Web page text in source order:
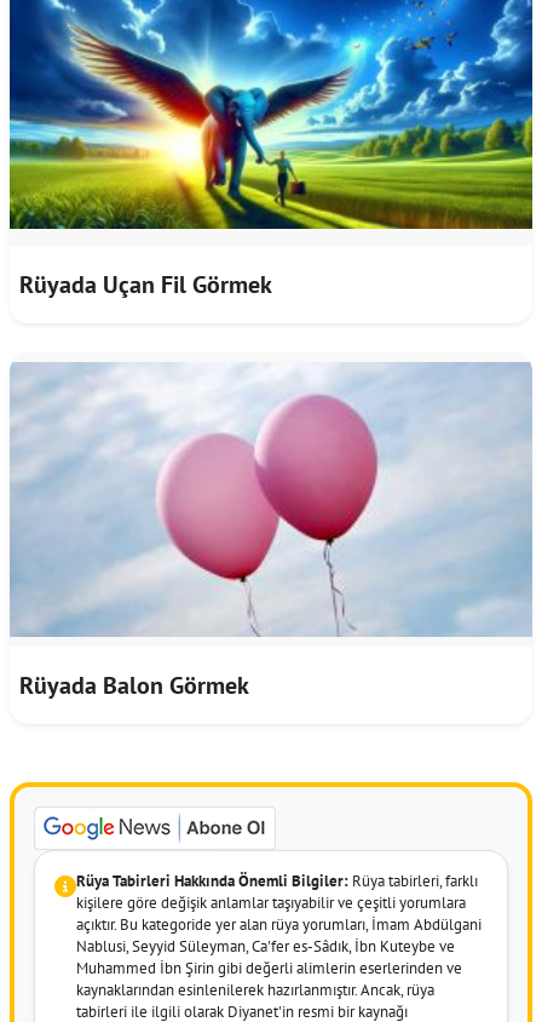
Rüyada Uçan Fil Görmek
Rüyada Balon Görmek
Rüya Tabirleri Hakkında Önemli Bilgiler: Rüya tabirleri, farklı
kişilere göre değişik anlamlar taşıyabilir ve çeşitli yorumlara
açıktır. Bu kategoride yer alan rüya yorumları, İmam Abdülgani
Nablusi, Seyyid Süleyman, Ca'fer es-Sâdık, İbn Kuteybe ve
Muhammed İbn Şirin gibi değerli alimlerin eserlerinden ve
kaynaklarından esinlenilerek hazırlanmıştır. Ancak, rüya
tabirleri ile ilgili olarak Diyanet'in resmi bir kaynağı